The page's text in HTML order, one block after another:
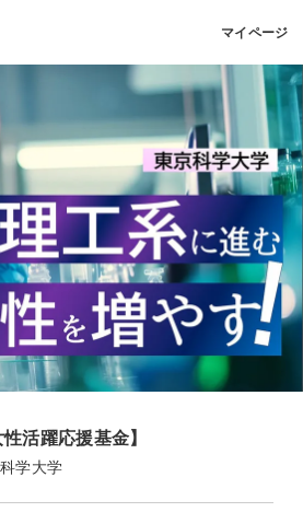
マイページ
性活躍応援基金】
学大学